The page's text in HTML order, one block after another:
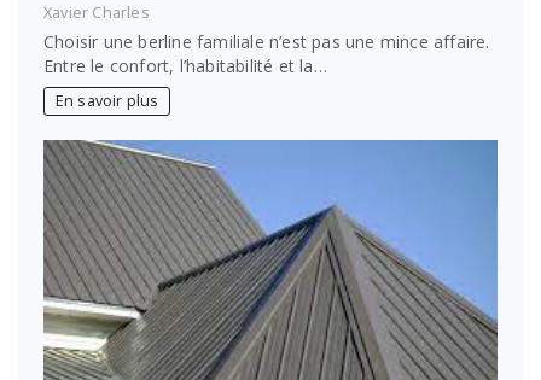
Xavier Charles
Choisir une berline familiale n’est pas une mince affaire.
Entre le confort, l’habitabilité et la…
En savoir plus